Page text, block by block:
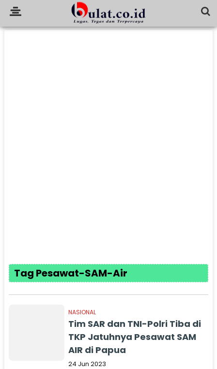
Tag Pesawat-SAM-Air
NASIONAL
Tim SAR dan TNI-Polri Tiba di
TKP Jatuhnya Pesawat SAM
AIR di Papua
24 Jun 2023